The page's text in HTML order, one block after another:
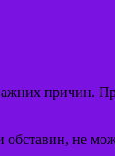
причин.
не